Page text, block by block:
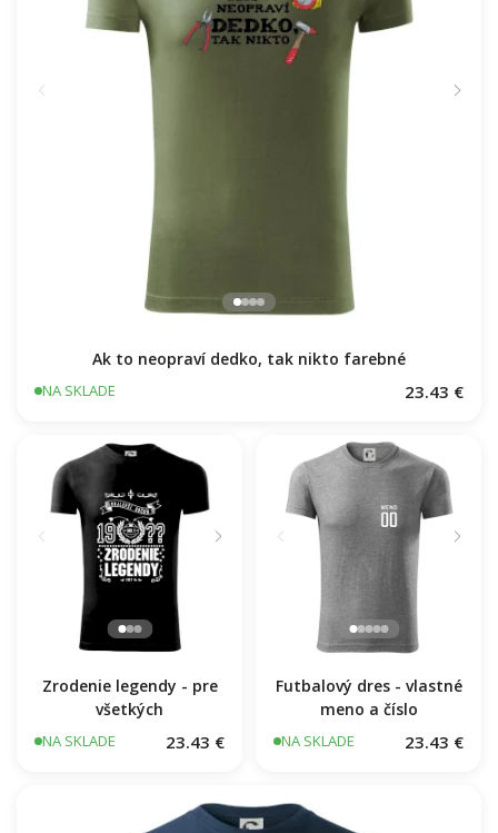
Ak to neopraví dedko, tak nikto farebné
NA SKLADE 23.43 €
Zrodenie legendy - pre
všetkých
NA SKLADE 23.43 €
Futbalový dres - vlastné
meno a číslo
NA SKLADE 23.43 €